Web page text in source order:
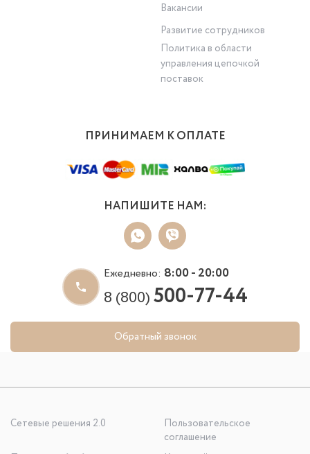
Вакансии
Развитие сотрудников
Политика в области
управления цепочкой
поставок
ПРИНИМАЕМ К ОПЛАТЕ
НАПИШИТЕ НАМ:
Ежедневно: 8:00 - 20:00
8 (800)500-77-44
Обратный звонок
Сетевые решения 2.0
Пользовательское
соглашение